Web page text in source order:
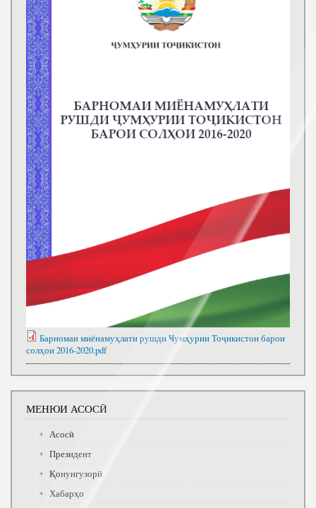
Барномаи миёнамуҳлати рушди Ҹумҳурии Тоҷикистон барои
солҳои 2016-2020.pdf
МЕНЮИ АСОСӢ
Асосӣ
Президент
Қонунгузорӣ
Хабарҳо